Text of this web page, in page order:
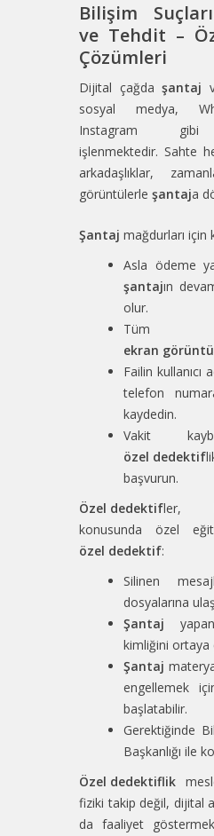
Bilişim
ve Tehdit –
Çözümleri
Dijital çağda şantaj
sosyal medya,
Instagram gibi
işlenmektedir. Sahte
arkadaşlıklar,
görüntülerle şantaja
Şantaj mağdurları için
Asla ödeme
şantajın
olur.
Tüm
ekran
Failin kullanıcı
telefon
kaydedin.
Vakit
özel dedektif
başvurun.
Özel dedektifler,
konusunda özel
özel dedektif:
Silinen
dosyalarına
Şantaj
kimliğini ortaya
Şantaj
engellemek
başlatabilir.
Gerektiğinde
Başkanlığı ile
Özel dedektiflik
fiziki takip değil, dijital
da faaliyet